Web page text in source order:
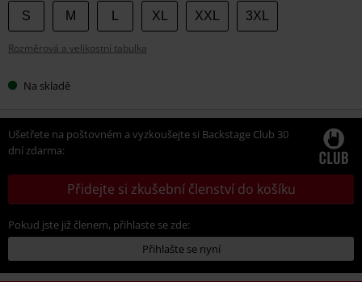
Vyberte
si
velikost
S M XL XXL 3XL
Rozměrová a velikostní tabulka
Na skladě
Ušetřete na poštovném a vyzkoušejte si Backstage Club 30
dní zdarma:
Přidejte si zkušební členství do košíku
Pokud jste již členem, přihlaste se zde:
Přihlašte se nyní